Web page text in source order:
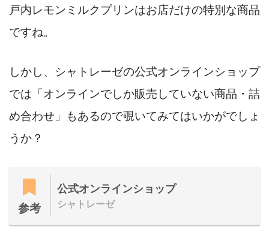
戸内レモンミルクプリンはお店だけの特別な商品
ですね。
しかし、シャトレーゼの公式オンラインショップ
では「オンラインでしか販売していない商品・詰
め合わせ」もあるので覗いてみてはいかがでしょ
うか？
参考
公式オンラインショップ
シャトレーゼ